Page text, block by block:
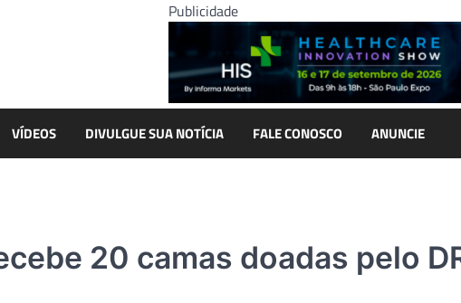
Publicidade
VÍDEOS DIVULGUE SUA NOTÍCIA FALE CONOSCO ANUNCIE
20 camas doadas pelo